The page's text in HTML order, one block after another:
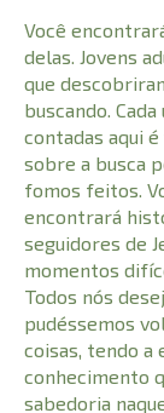
Você
delas. Jovens
que
buscando.
contadas aqui
sobre a busca
fomos feitos.
encontrará
seguidores de
momentos
Todos nós
pudéssemos
coisas, tendo a
conhecimento
sabedoria